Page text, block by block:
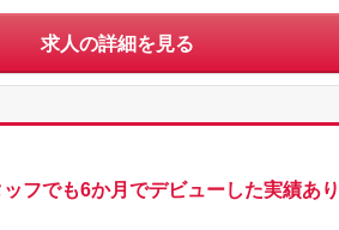
求人の詳細を見る
フでも6か月でデビューした実績あり